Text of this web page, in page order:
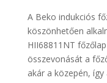
A Beko indukciós
köszönhetően
HII68811NT
összevonását a
akár a közepén,